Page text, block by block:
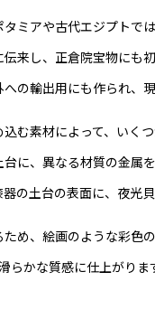
ミアや古代エジプトで
来し、正倉院宝物にも
の輸出用にも作られ、
む素材によって、いく
に、異なる材質の金属
の土台の表面に、夜光
め、絵画のような彩色
らかな質感に仕上がり